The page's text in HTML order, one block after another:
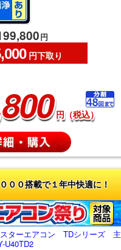
円
円下取り
円（税込）
００搭載で１年中快適に！
ターエアコン TDシリーズ 主